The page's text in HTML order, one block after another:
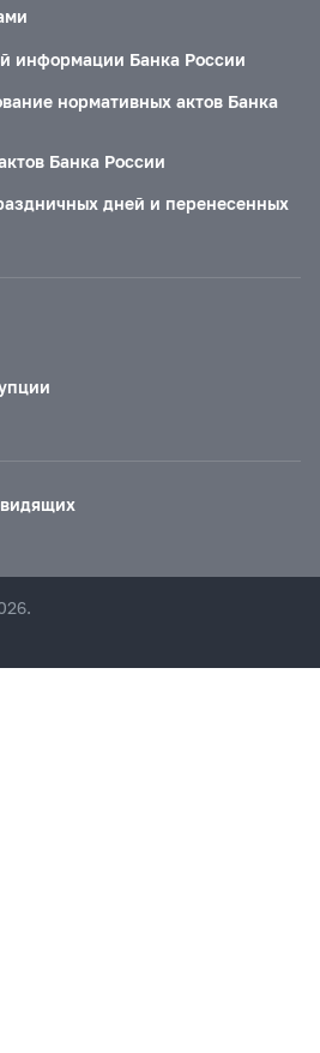
информации Банка России
нормативных актов Банка
Банка России
дней и перенесенных